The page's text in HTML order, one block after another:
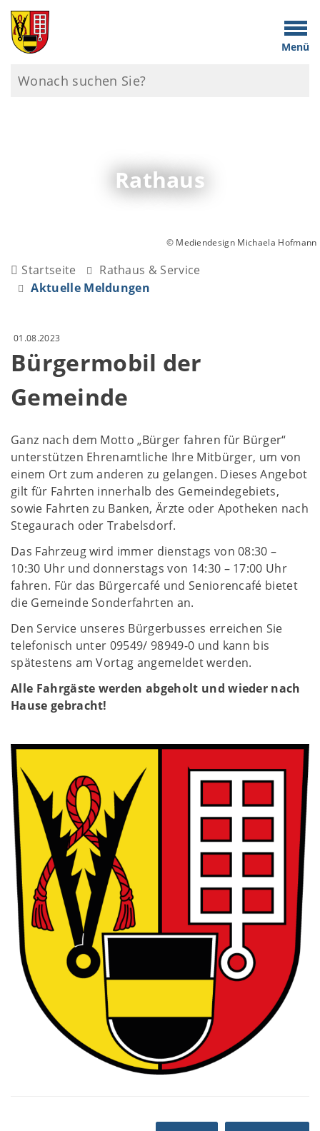
Menü
Rathaus
© Mediendesign Michaela Hofmann
Startseite
Rathaus & Service
Aktuelle Meldungen
01.08.2023
Bürgermobil der
Gemeinde
Ganz nach dem Motto „Bürger fahren für Bürger“
unterstützen Ehrenamtliche Ihre Mitbürger, um von
einem Ort zum anderen zu gelangen. Dieses Angebot
gilt für Fahrten innerhalb des Gemeindegebiets,
sowie Fahrten zu Banken, Ärzte oder Apotheken nach
Stegaurach oder Trabelsdorf.
Das Fahrzeug wird immer dienstags von 08:30 –
10:30 Uhr und donnerstags von 14:30 – 17:00 Uhr
fahren. Für das Bürgercafé und Seniorencafé bietet
die Gemeinde Sonderfahrten an.
Den Service unseres Bürgerbusses erreichen Sie
telefonisch unter 09549/ 98949-0 und kann bis
spätestens am Vortag angemeldet werden.
Alle Fahrgäste werden abgeholt und wieder nach
Hause gebracht!